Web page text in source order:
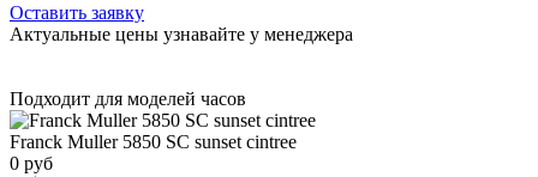
Оставить заявку
Актуальные цены узнавайте у менеджера
Подходит для моделей часов
Franck Muller 5850 SC sunset cintree
0 руб